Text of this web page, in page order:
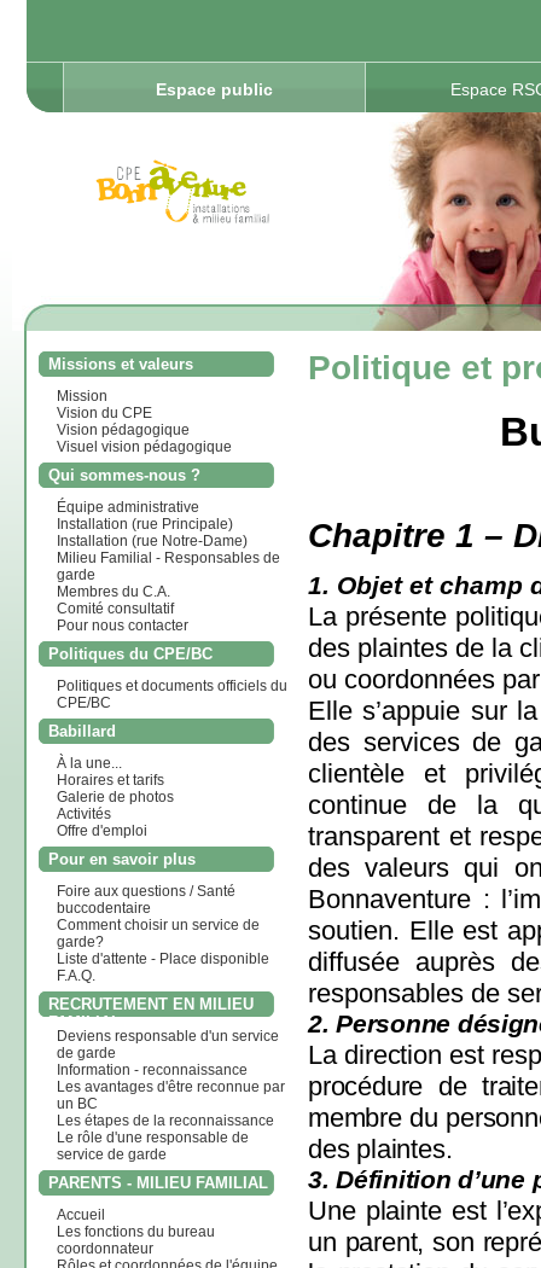
Espace public Espace
Missions et valeurs
Mission
Vision du CPE
Vision pédagogique
Visuel vision pédagogique
Qui sommes-nous ?
Équipe administrative
Installation (rue Principale)
Installation (rue Notre-Dame)
Milieu Familial - Responsables de
garde
Membres du C.A.
Comité consultatif
Pour nous contacter
Politiques du CPE/BC
Politiques et documents officiels du
CPE/BC
Babillard
À la une...
Horaires et tarifs
Galerie de photos
Activités
Offre d'emploi
Pour en savoir plus
Foire aux questions / Santé
buccodentaire
Comment choisir un service de
garde?
Liste d'attente - Place disponible
F.A.Q.
RECRUTEMENT EN MILIEU
FAMILIAL
Deviens responsable d'un service
de garde
Information - reconnaissance
Les avantages d'être reconnue par
un BC
Les étapes de la reconnaissance
Le rôle d'une responsable de
service de garde
PARENTS - MILIEU FAMILIAL
Accueil
Les fonctions du bureau
coordonnateur
Politique et
Chapitre 1 –
1. Objet et champ
La présente
des plaintes de la
ou coordonnées
Elle s’appuie sur
des services de
clientèle et
continue de la
transparent et
des valeurs qui
Bonnaventure :
soutien. Elle est
diffusée auprès
responsables de
2. Personne
La direction est
procédure de
membre du
des plaintes.
3. Définition d’une
Une plainte est
un parent, son